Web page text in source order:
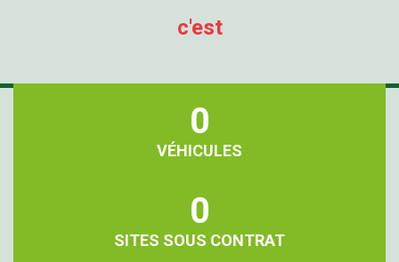
c'est
0
VÉHICULES
0
SITES SOUS CONTRAT